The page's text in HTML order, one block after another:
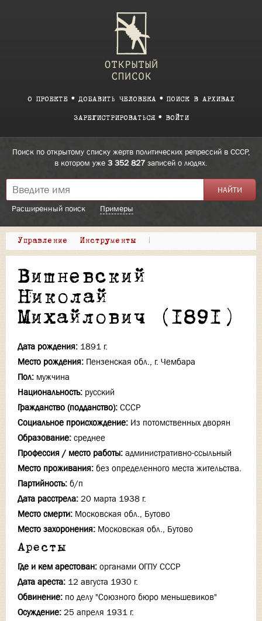
О ПРОЕКТЕ ДОБАВИТЬ ЧЕЛОВЕКА ПОИСК В АРХИВАХ
ЗАРЕГИСТРИРОВАТЬСЯ ВОЙТИ
Поиск по открытому списку жертв политических репрессий в СССР,
в котором уже 3 352 827 записей о людях.
Расширенный поиск Примеры
Управление Инструменты |
Вишневский
Николай
Михайлович (1891)
Дата рождения: 1891 г.
Место рождения: Пензенская обл., г. Чембара
Пол: мужчина
Национальность: русский
Гражданство (подданство): СССР
Социальное происхождение: Из потомственных дворян
Образование: среднее
Профессия / место работы: административно-ссыльный
Место проживания: без определенного места жительства.
Партийность: б/п
Дата расстрела: 20 марта 1938 г.
Место смерти: Московская обл., Бутово
Место захоронения: Московская обл., Бутово
Аресты
Где и кем арестован: органами ОГПУ СССР
Дата ареста: 12 августа 1930 г.
Обвинение: по делу "Союзного бюро меньшевиков"
Осуждение: 25 апреля 1931 г.